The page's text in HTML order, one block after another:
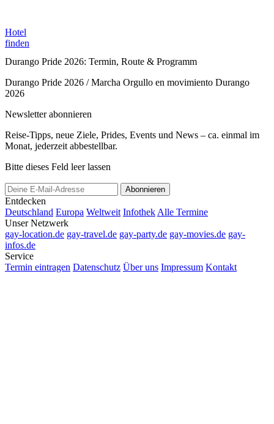
Hotel
finden
Durango Pride 2026: Termin, Route & Programm
Durango Pride 2026 / Marcha Orgullo en movimiento Durango
2026
Newsletter abonnieren
Reise-Tipps, neue Ziele, Prides, Events und News – ca. einmal im
Monat, jederzeit abbestellbar.
Bitte dieses Feld leer lassen
Abonnieren
Entdecken
Deutschland Europa Weltweit Infothek Alle Termine
Unser Netzwerk
gay-location.de gay-travel.de gay-party.de gay-movies.de gay-
infos.de
Service
Termin eintragen Datenschutz Über uns Impressum Kontakt